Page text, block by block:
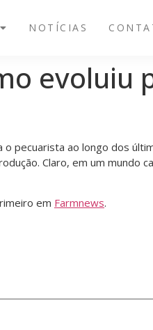
NOTÍCIAS
evoluiu
pecuarista ao longo dos
Claro, em um mundo
em Farmnews.